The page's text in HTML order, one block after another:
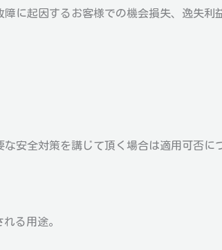
に起因するお客様での機会損失、逸失利
安全対策を講じて頂く場合は適用可否に
る用途。